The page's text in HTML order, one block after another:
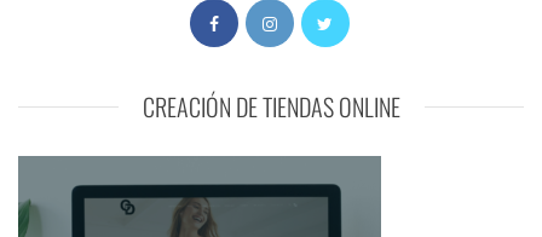
CREACIÓN DE TIENDAS ONLINE